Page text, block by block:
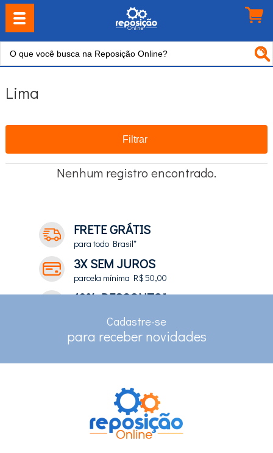
Lima
Filtrar
Nenhum registro encontrado.
FRETE GRÁTIS
para todo Brasil*
3X SEM JUROS
parcela mínima R$ 50,00
10% DESCONTO*
RASTREAMENTO
Cadastre-se
para receber novidades